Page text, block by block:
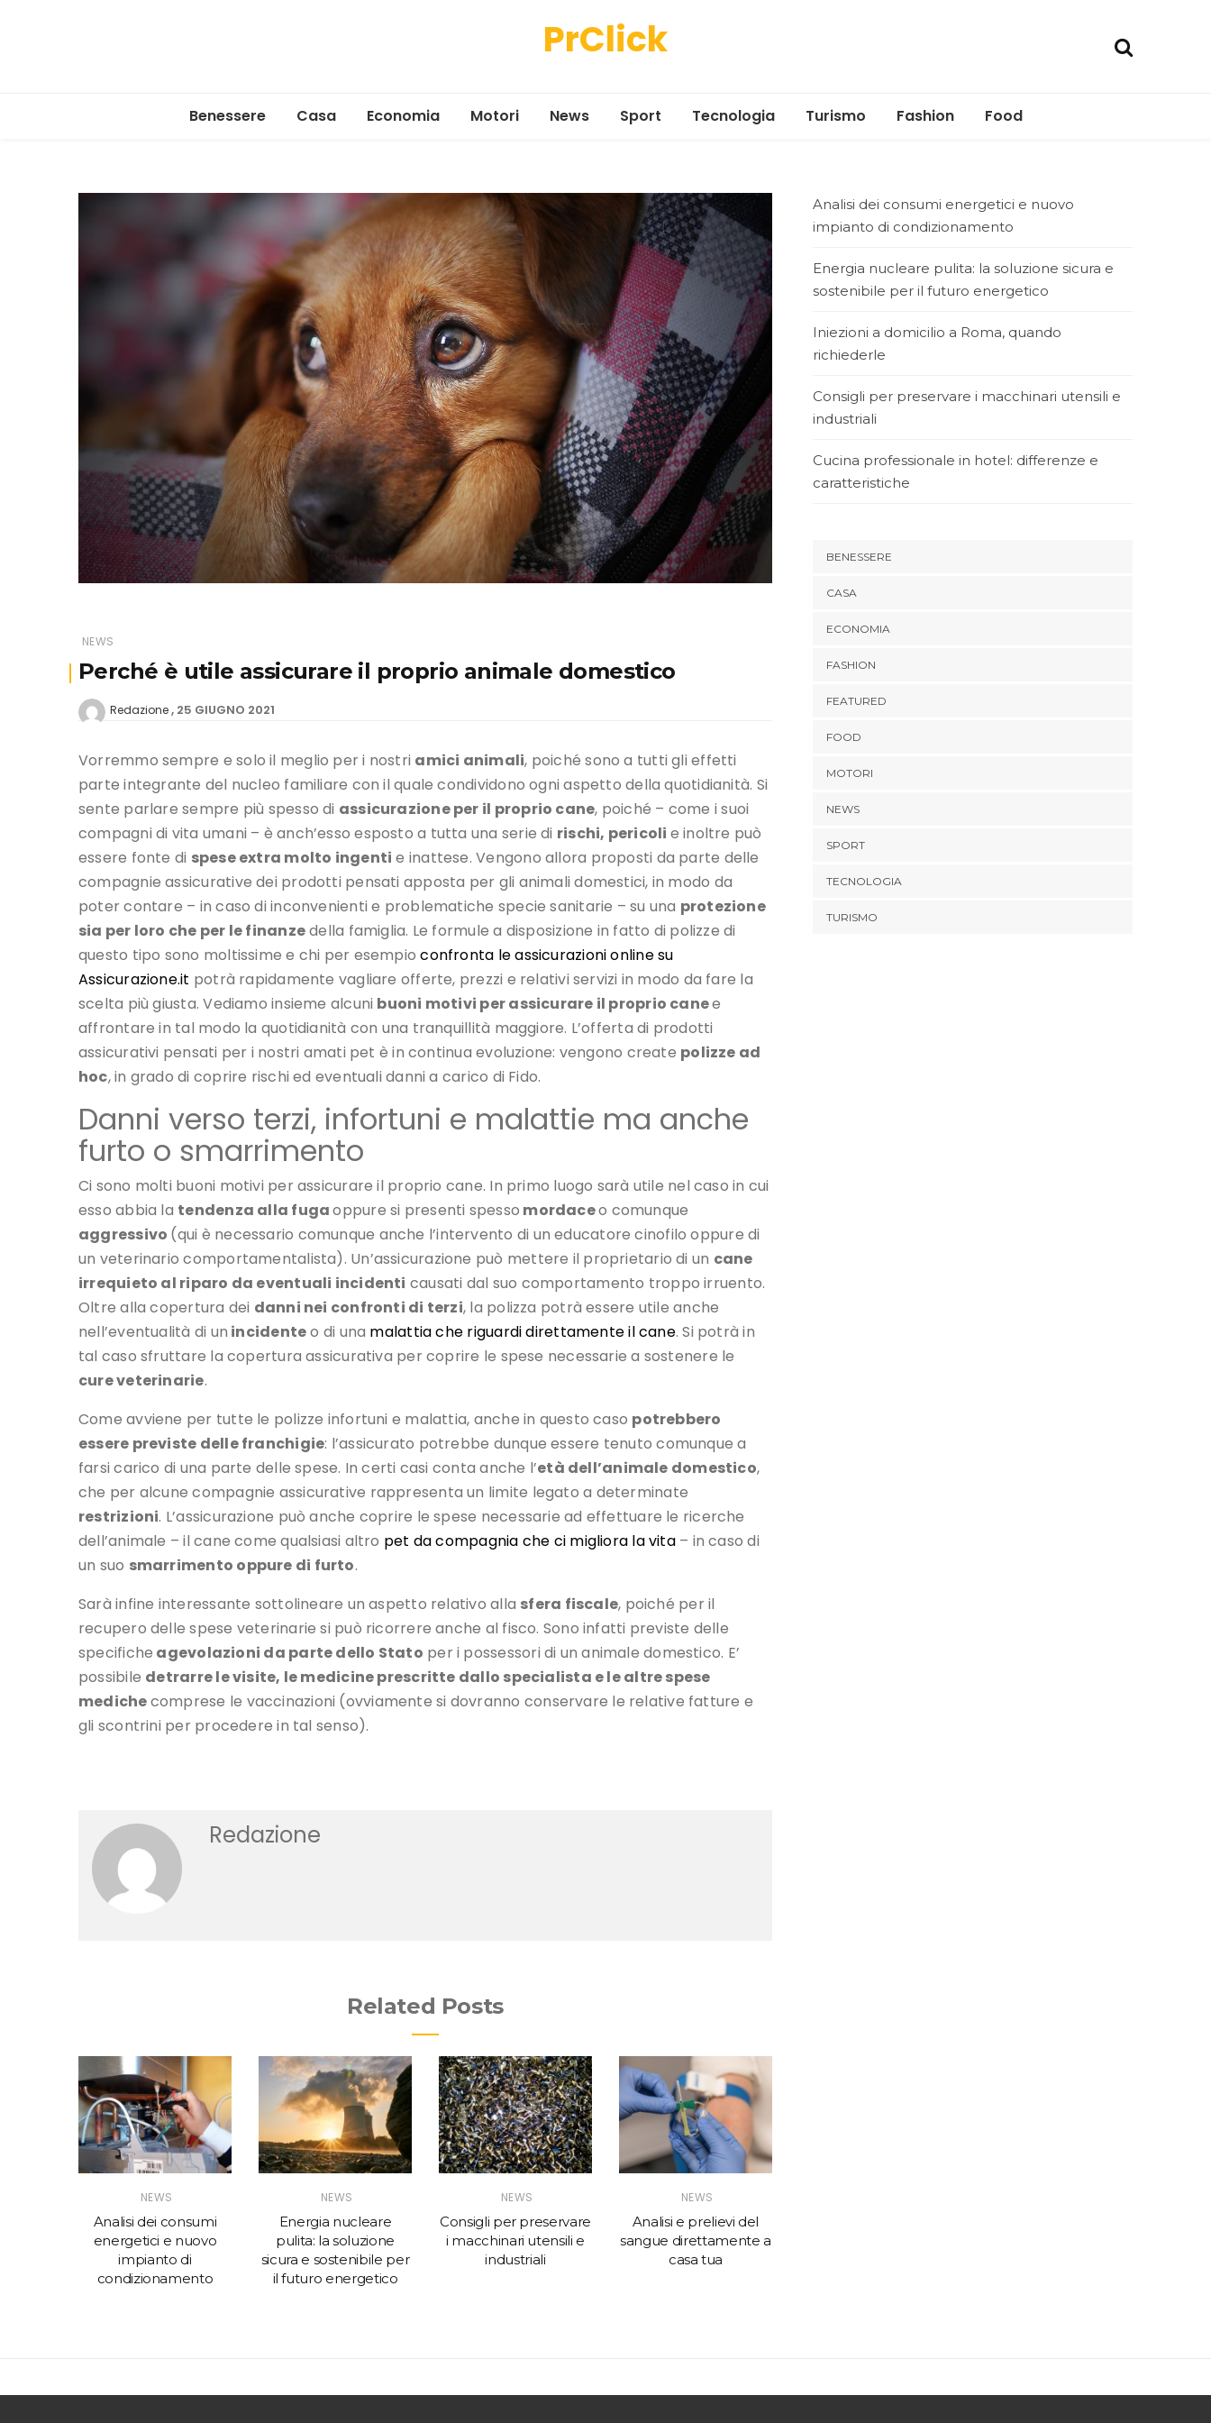
PrClick
Benessere Casa Economia Motori News Sport Tecnologia Turismo Fashion Food
NEWS
Perché è utile assicurare il proprio animale domestico
Redazione 25 GIUGNO 2021
Vorremmo sempre e solo il meglio per i nostri amici animali, poiché sono a tutti gli effetti
parte integrante del nucleo familiare con il quale condividono ogni aspetto della quotidianità. Si
sente parlare sempre più spesso di assicurazione per il proprio cane, poiché – come i suoi
compagni di vita umani – è anch’esso esposto a tutta una serie di rischi, pericoli e inoltre può
essere fonte di spese extra molto ingenti e inattese. Vengono allora proposti da parte delle
compagnie assicurative dei prodotti pensati apposta per gli animali domestici, in modo da
poter contare – in caso di inconvenienti e problematiche specie sanitarie – su una protezione
sia per loro che per le finanzedella famiglia. Le formule a disposizione in fatto di polizze di
questo tipo sono moltissime e chi per esempioconfronta le assicurazioni online su
Assicurazione.it potrà rapidamente vagliare offerte, prezzi e relativi servizi in modo da fare la
scelta più giusta. Vediamo insieme alcuni buoni motivi per assicurare il proprio canee
affrontare in tal modo la quotidianità con una tranquillità maggiore. L’offerta di prodotti
assicurativi pensati per i nostri amati pet è in continua evoluzione: vengono create polizze ad
hoc, in grado di coprire rischi ed eventuali danni a carico di Fido.
Danni verso terzi, infortuni e malattie ma anche
furto o smarrimento
Ci sono molti buoni motivi per assicurare il proprio cane. In primo luogo sarà utile nel caso in cui
esso abbia la tendenza alla fugaoppure si presenti spesso mordaceo comunque
aggressivo (qui è necessario comunque anche l’intervento di un educatore cinofilo oppure di
un veterinario comportamentalista). Un’assicurazione può mettere il proprietario di un cane
irrequieto al riparo da eventuali incidenti causati dal suo comportamento troppo irruento.
Oltre alla copertura dei danni nei confronti di terzi, la polizza potrà essere utile anche
nell’eventualità di un incidenteo di una malattia che riguardi direttamente il cane. Si potrà in
tal caso sfruttare la copertura assicurativa per coprire le spese necessarie a sostenere le
cure veterinarie.
Come avviene per tutte le polizze infortuni e malattia, anche in questo caso potrebbero
essere previste delle franchigie: l’assicurato potrebbe dunque essere tenuto comunque a
farsi carico di una parte delle spese. In certi casi conta anche l’età dell’animale domestico,
che per alcune compagnie assicurative rappresenta un limite legato a determinate
restrizioni. L’assicurazione può anche coprire le spese necessarie ad effettuare le ricerche
dell’animale – il cane come qualsiasi altro pet da compagnia che ci migliora la vita– in caso di
un suo smarrimento oppure di furto.
Sarà infine interessante sottolineare un aspetto relativo alla sfera fiscale, poiché per il
recupero delle spese veterinarie si può ricorrere anche al fisco. Sono infatti previste delle
specifiche agevolazioni da parte dello Stato per i possessori di un animale domestico. E’
possibile detrarre le visite, le medicine prescritte dallo specialista e le altre spese
medichecomprese le vaccinazioni (ovviamente si dovranno conservare le relative fatture e
gli scontrini per procedere in tal senso).
Redazione
Related Posts
NEWS
Analisi dei consumi
energetici e nuovo
impianto di
condizionamento
NEWS
Energia nucleare
pulita: la soluzione
sicura e sostenibile per
il futuro energetico
NEWS
Consigli per preservare
i macchinari utensili e
industriali
NEWS
Analisi e prelievi del
sangue direttamente a
casa tua
Analisi dei consumi energetici e nuovo
impianto di condizionamento
Energia nucleare pulita: la soluzione sicura e
sostenibile per il futuro energetico
Iniezioni a domicilio a Roma, quando
richiederle
Consigli per preservare i macchinari utensili e
industriali
Cucina professionale in hotel: differenze e
caratteristiche
BENESSERE
CASA
ECONOMIA
FASHION
FEATURED
FOOD
MOTORI
NEWS
SPORT
TECNOLOGIA
TURISMO